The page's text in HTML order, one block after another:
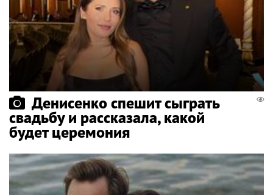
Денисенко спешит сыграть
свадьбу и рассказала, какой
будет церемония